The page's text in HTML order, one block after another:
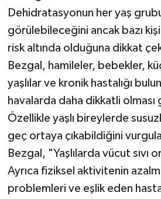
Dehidratasyonun her yaş
görülebileceğini ancak bazı
risk altında olduğuna dikkat
Bezgal, hamileler, bebekler,
yaşlılar ve kronik hastalığı
havalarda daha dikkatli
Özellikle yaşlı bireylerde
geç ortaya çıkabildiğini
Bezgal, "Yaşlılarda vücut sıvı
Ayrıca fiziksel aktivitenin
problemleri ve eşlik eden